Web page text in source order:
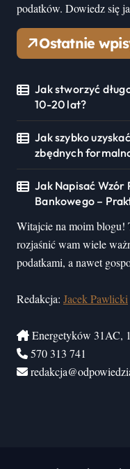
podatków. Dowiedz się
Ostatnie
Jak stworzyć
10-20 lat?
Jak szybko
zbędnych
Jak Napisać Wzór
Bankowego –
Witajcie na moim blogu!
rozjaśnić wam wiele
podatkami, a nawet
Redakcja: Jacek Pawlicki
Energetyków 31AC,
570 313 741